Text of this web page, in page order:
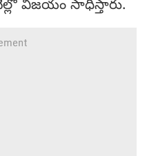
విజయం సాధిస్తారు.